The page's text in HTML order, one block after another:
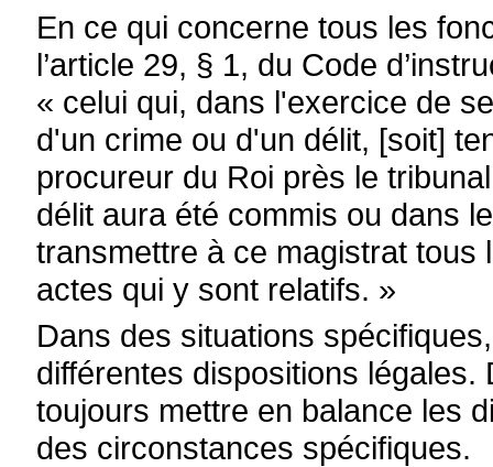
En ce qui concerne tous les
l’article 29, § 1, du Code
« celui qui, dans l'exercice de
d'un crime ou d'un délit, [soit]
procureur du Roi près le
délit aura été commis ou dans
transmettre à ce magistrat
actes qui y sont relatifs. »
Dans des situations
différentes dispositions
toujours mettre en balance les
des circonstances spécifiques.